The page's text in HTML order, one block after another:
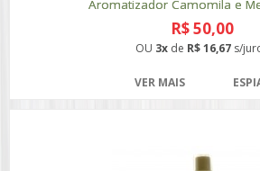
Aromatizador Camomila e
R$ 50,00
OU 3x de R$ 16,67 s/
VER MAIS